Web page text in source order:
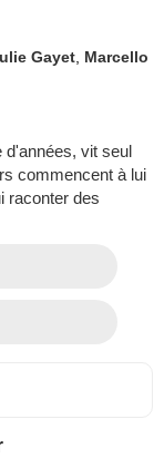
Gayet Marcello
d'années, vit seul
commencent à lui
raconter des